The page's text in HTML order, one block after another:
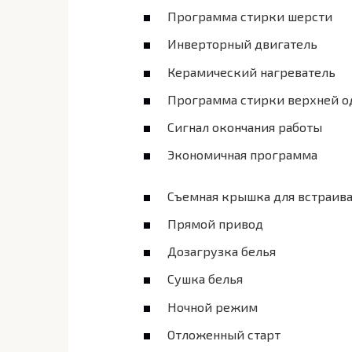
Программа стирки шерсти
Инверторный двигатель
Керамический нагреватель
Программа стирки верхней
Сигнал окончания работы
Экономичная программа
Съемная крышка для
Прямой привод
Дозагрузка белья
Сушка белья
Ночной режим
Отложенный старт